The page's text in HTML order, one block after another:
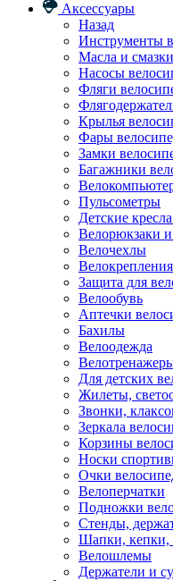
Аксессуары
Назад
Инструменты
Масла и
Насосы
Фляги
Крылья
Фары
Замки
Багажники
Пульсометры
Детские
Велорюкзаки
Велочехлы
Защита для
Велообувь
Аптечки
Бахилы
Велоодежда
Для детских
Жилеты,
Звонки,
Зеркала
Корзины
Носки
Очки
Велоперчатки
Подножки
Стенды,
Шапки, кепки,
Велошлемы
Держатели и